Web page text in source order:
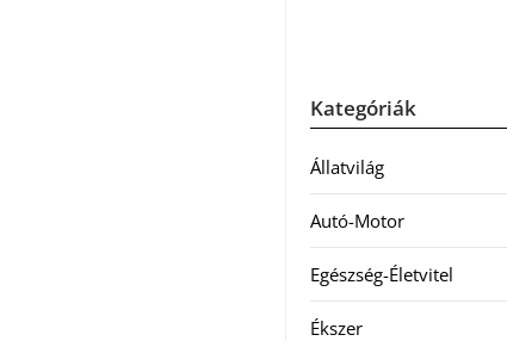
Kategóriák
Állatvilág
Autó-Motor
Egészség-Életvitel
Ékszer